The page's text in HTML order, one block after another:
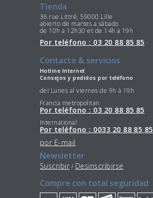
Tienda
36 rue Littré, 59000 Lille
abierto de martes a sábado
de 10h a 12h30 et de 14h a 19h
Por teléfono : 03 20 88 85 85
Contacto & servicios
Hotline Internet
Consejos y pedidos por teléfono
del Lunes al viernes de 9h à 19h
Francia metropolitan
Por teléfono : 03 20 88 85 85
International
Por teléfono : 0033 20 88 85 85
por E-mail
Newsletter
Suscribir / Desinscribirse
Compre con total seguridad